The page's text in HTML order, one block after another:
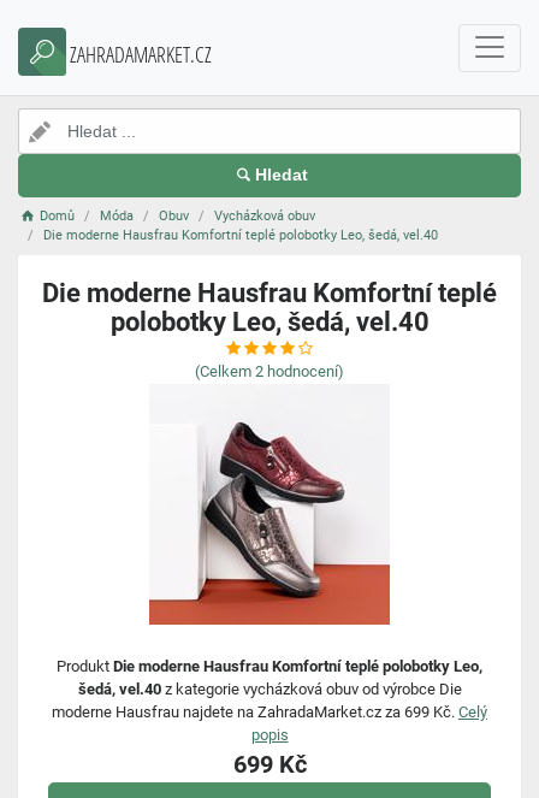
ZAHRADAMARKET.CZ
Hledat
Domů Móda Obuv
Vycházková obuv
Die moderne Hausfrau Komfortní teplé polobotky Leo, šedá, vel.40
Die moderne Hausfrau Komfortní teplé
polobotky Leo, šedá, vel.40
(Celkem 2 hodnocení)
Produkt Die moderne Hausfrau Komfortní teplé polobotky Leo,
šedá, vel.40z kategorie vycházková obuv od výrobce Die
moderne Hausfrau najdete na ZahradaMarket.cz za 699 Kč. Celý
popis
699 Kč